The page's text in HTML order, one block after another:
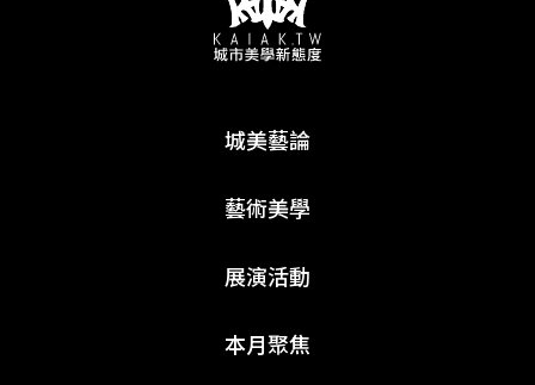
城美藝論
藝術美學
展演活動
本月聚焦